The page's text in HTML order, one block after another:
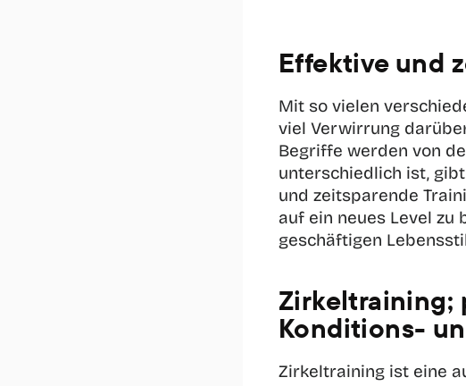
Effektive und
Mit so vielen
viel Verwirrung
Begriffe werden von
unterschiedlich ist,
und zeitsparende
auf ein neues Level zu
geschäftigen
Zirkeltraining;
Konditions-
Zirkeltraining ist eine